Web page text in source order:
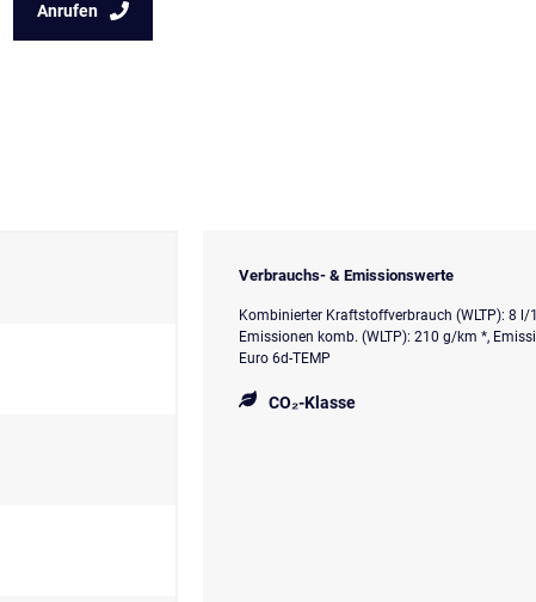
Anrufen
Verbrauchs- & Emissionswerte
Kombinierter Kraftstoffverbrauch (WLTP): 8 l/
Emissionen komb. (WLTP): 210 g/km *,
Euro 6d-TEMP
CO₂-Klasse